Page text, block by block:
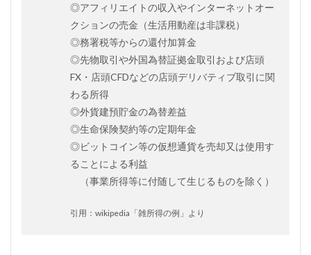
◎アフィリエイトの収入やインターネットオー
クションの売金 （生活用動産は非課税）
◎務署税等からの還付加算金
◎先物取引や外国為替証拠金取引および店頭
FX・店頭CFDなどの店頭デリバティブ取引に関
わる所得
◎外貨建預貯金の為替差益
◎生命保険契約等の定期年金
◎ビットコイン等の仮想通貨を売却又は使用す
ることによる利益
（事業所得等に付随して生じるものを除く）
引用：wikipedia「雑所得の例」より